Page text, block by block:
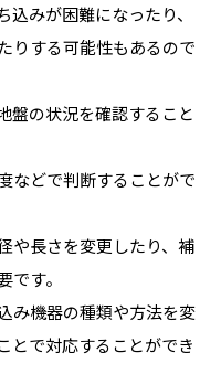
みが困難になったり、
りする可能性もあるので
盤の状況を確認すること
などで判断することがで
や長さを変更したり、補
す。
み機器の種類や方法を変
とで対応することができ